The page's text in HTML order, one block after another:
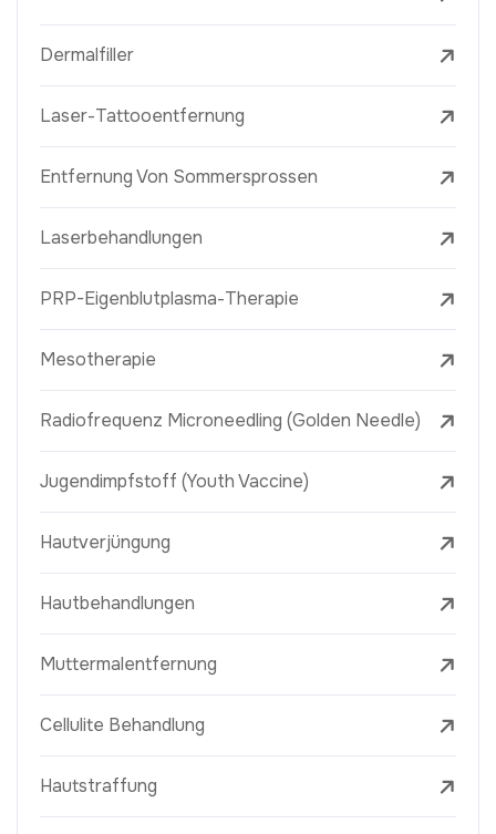
Dermalfiller
Laser-Tattooentfernung
Entfernung Von Sommersprossen
Laserbehandlungen
PRP-Eigenblutplasma-Therapie
Mesotherapie
Radiofrequenz Microneedling (Golden Needle)
Jugendimpfstoff (Youth Vaccine)
Hautverjüngung
Hautbehandlungen
Muttermalentfernung
Cellulite Behandlung
Hautstraffung